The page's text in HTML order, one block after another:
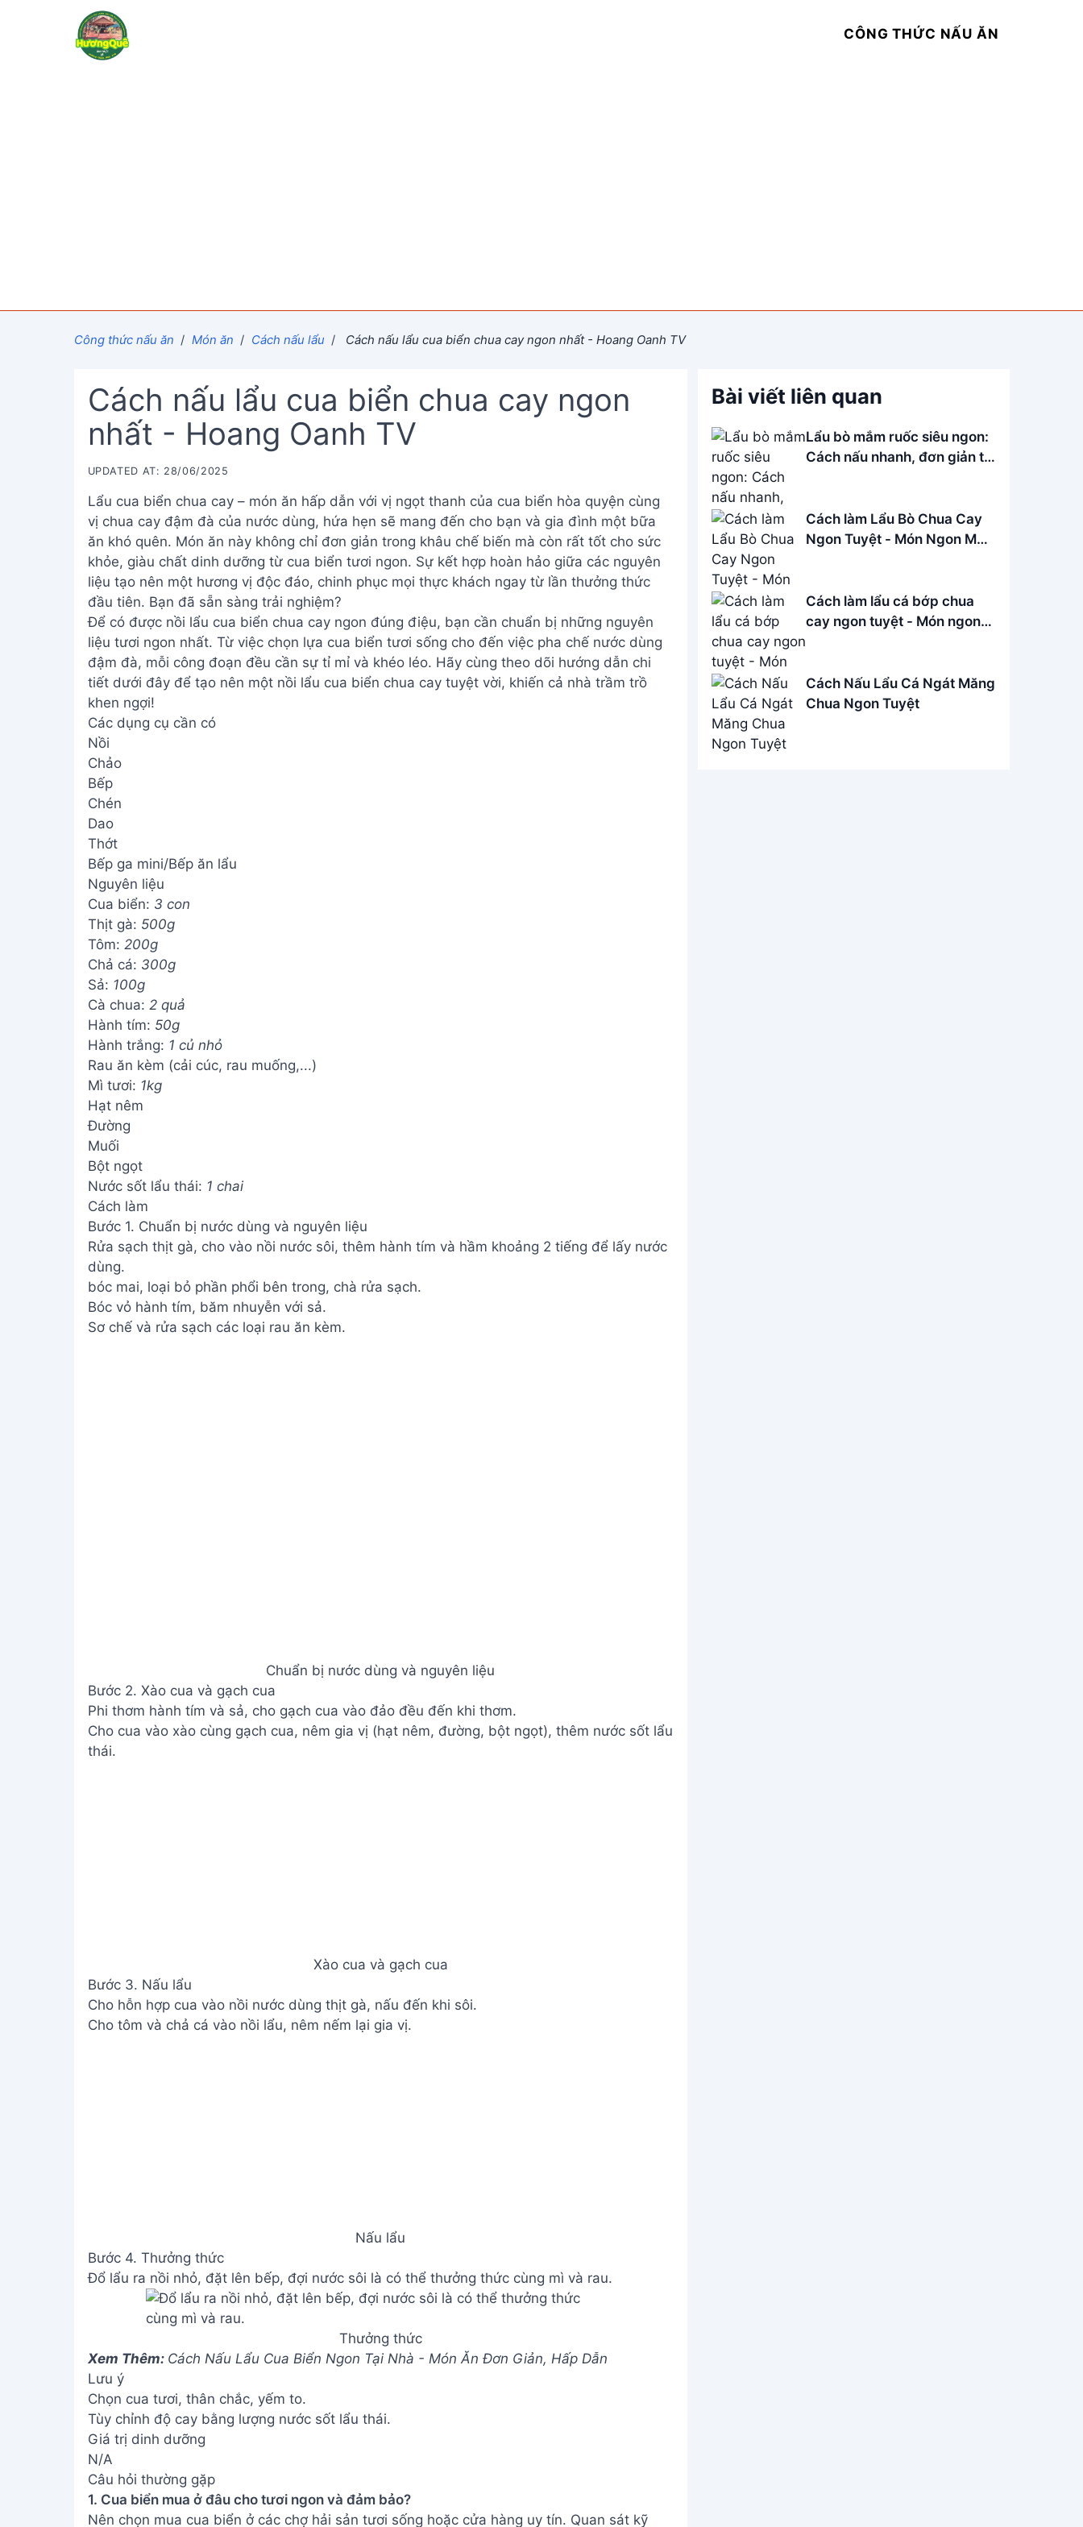
CÔNG THỨC NẤU ĂN
Công thức nấu ăn / Món ăn / Cách nấu lẩu / Cách nấu lẩu cua biển chua cay ngon nhất - Hoang Oanh TV
Cách nấu lẩu cua biển chua cay ngon
nhất - Hoang Oanh TV
UPDATED AT: 28/06/2025
Lẩu cua biển chua cay – món ăn hấp dẫn với vị ngọt thanh của cua biển hòa quyện cùng
vị chua cay đậm đà của nước dùng, hứa hẹn sẽ mang đến cho bạn và gia đình một bữa
ăn khó quên. Món ăn này không chỉ đơn giản trong khâu chế biến mà còn rất tốt cho sức
khỏe, giàu chất dinh dưỡng từ cua biển tươi ngon. Sự kết hợp hoàn hảo giữa các nguyên
liệu tạo nên một hương vị độc đáo, chinh phục mọi thực khách ngay từ lần thưởng thức
đầu tiên. Bạn đã sẵn sàng trải nghiệm?
Để có được nồi lẩu cua biển chua cay ngon đúng điệu, bạn cần chuẩn bị những nguyên
liệu tươi ngon nhất. Từ việc chọn lựa cua biển tươi sống cho đến việc pha chế nước dùng
đậm đà, mỗi công đoạn đều cần sự tỉ mỉ và khéo léo. Hãy cùng theo dõi hướng dẫn chi
tiết dưới đây để tạo nên một nồi lẩu cua biển chua cay tuyệt vời, khiến cả nhà trầm trồ
khen ngợi!
Các dụng cụ cần có
Nồi
Chảo
Bếp
Chén
Dao
Thớt
Bếp ga mini/Bếp ăn lẩu
Nguyên liệu
Cua biển: 3 con
Thịt gà: 500g
Tôm: 200g
Chả cá: 300g
Sả: 100g
Cà chua: 2 quả
Hành tím: 50g
Hành trắng: 1 củ nhỏ
Rau ăn kèm (cải cúc, rau muống,...)
Mì tươi: 1kg
Hạt nêm
Đường
Muối
Bột ngọt
Nước sốt lẩu thái: 1 chai
Cách làm
Bước 1. Chuẩn bị nước dùng và nguyên liệu
Rửa sạch thịt gà, cho vào nồi nước sôi, thêm hành tím và hầm khoảng 2 tiếng để lấy nước
dùng.
bóc mai, loại bỏ phần phổi bên trong, chà rửa sạch.
Bóc vỏ hành tím, băm nhuyễn với sả.
Sơ chế và rửa sạch các loại rau ăn kèm.
Tùy chỉnh độ cay bằng lượng nước sốt lẩu thái.
Giá trị dinh dưỡng
Câu hỏi thường gặp
1. Cua biển mua ở đâu cho tươi ngon và đảm bảo?
Nên chọn mua cua biển ở các chợ hải sản tươi sống hoặc cửa hàng uy tín. Quan sát kỹ
càng, chọn những con cua còn sống, hoạt động mạnh, vỏ cứng cáp và không có mùi hôi.
2. Làm sao để nước lẩu vừa chua cay vừa đậm đà?
Cần cân bằng giữa các gia vị: nước mắm ngon, đường, ớt, me (hoặc nước cốt chanh), và
một chút sả, gừng, tỏi. Nên nêm nếm từ từ và thử nhiều lần để đạt được độ chua cay ưng
ý.
Chúc bạn thành công với công thức nấu lẩu cua biển chua cay này! Hy vọng gia đình bạn
sẽ có một bữa ăn ngon miệng và ấm cúng bên nồi lẩu thơm ngon, hấp dẫn. Đừng quên
Bài viết liên quan
Lẩu bò mắm ruốc siêu ngon:
Cách nấu nhanh, đơn giản tại
Cách làm Lẩu Bò Chua Cay
Ngon Tuyệt - Món Ngon Mỗi
Cách làm lẩu cá bớp chua
cay ngon tuyệt - Món ngon
Cách Nấu Lẩu Cá Ngát Măng
Chua Ngon Tuyệt